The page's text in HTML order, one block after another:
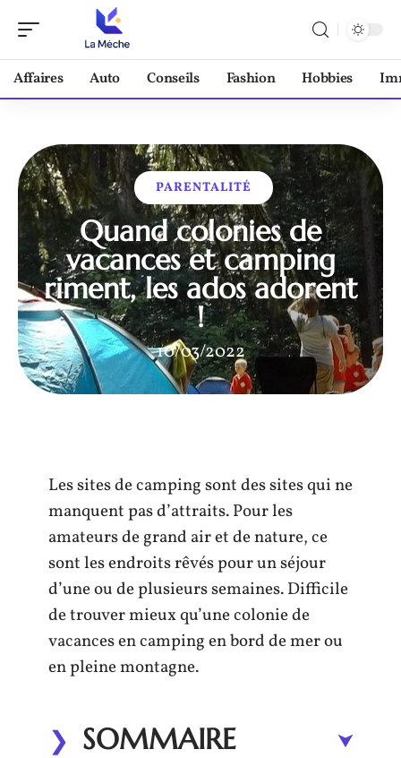
Affaires Auto Conseils Fashion Hobbies
PARENTALITÉ
Quand colonies de
vacances et camping
riment, les ados adorent
!
10/03/2022
Les sites de camping sont des sites qui ne
manquent pas d’attraits. Pour les
amateurs de grand air et de nature, ce
sont les endroits rêvés pour un séjour
d’une ou de plusieurs semaines. Difficile
de trouver mieux qu’une colonie de
vacances en camping en bord de mer ou
en pleine montagne.
SOMMAIRE